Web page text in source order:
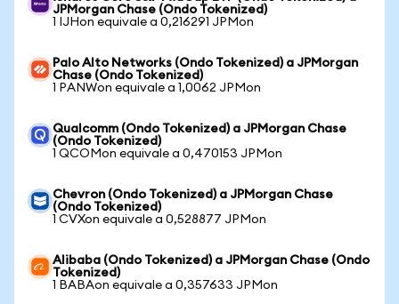
JPMorgan Chase (Ondo Tokenized)
1 IJHon equivale a 0,216291 JPMon
Palo Alto Networks (Ondo Tokenized) a JPMorgan
Chase (Ondo Tokenized)
1 PANWon equivale a 1,0062 JPMon
Qualcomm (Ondo Tokenized) a JPMorgan Chase
(Ondo Tokenized)
1 QCOMon equivale a 0,470153 JPMon
Chevron (Ondo Tokenized) a JPMorgan Chase
(Ondo Tokenized)
1 CVXon equivale a 0,528877 JPMon
Alibaba (Ondo Tokenized) a JPMorgan Chase (Ondo
Tokenized)
1 BABAon equivale a 0,357633 JPMon